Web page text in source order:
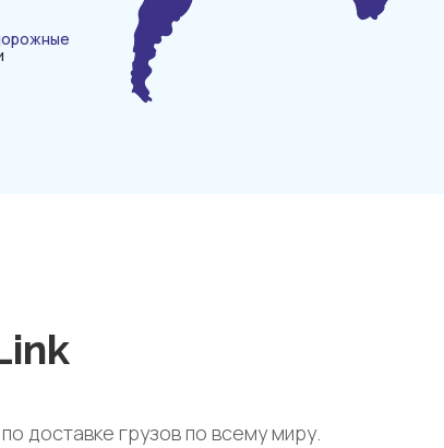
доставке грузов по всему миру.